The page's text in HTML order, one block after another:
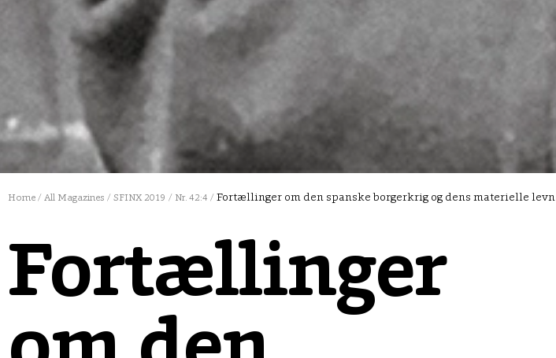
Home / All Magazines / SFINX 2019 / Nr. 42:4 / Fortællinger om den spanske borgerkrig og dens materielle levn
Fortællinger